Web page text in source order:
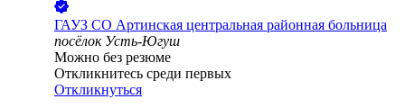
ГАУЗ СО Артинская центральная районная больница
посёлок Усть-Югуш
Можно без резюме
Откликнитесь среди первых
Откликнуться